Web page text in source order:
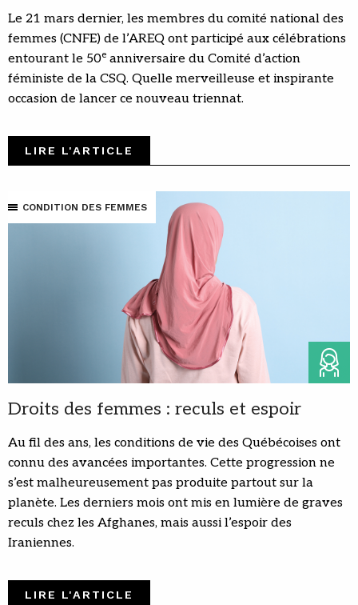
Le 21 mars dernier, les membres du comité national des
femmes (CNFE) de l’AREQ ont participé aux célébrations
entourant le 50e anniversaire du Comité d’action
féministe de la CSQ. Quelle merveilleuse et inspirante
occasion de lancer ce nouveau triennat.
LIRE L'ARTICLE
CONDITION DES FEMMES
Droits des femmes : reculs et espoir
Au fil des ans, les conditions de vie des Québécoises ont
connu des avancées importantes. Cette progression ne
s’est malheureusement pas produite partout sur la
planète. Les derniers mois ont mis en lumière de graves
reculs chez les Afghanes, mais aussi l’espoir des
Iraniennes.
LIRE L'ARTICLE